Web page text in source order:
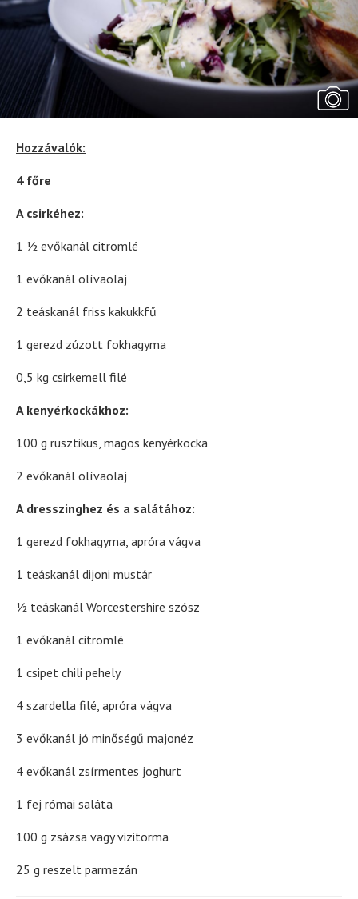
Hozzávalók:
4 főre
A csirkéhez:
1 ½ evőkanál citromlé
1 evőkanál olívaolaj
2 teáskanál friss kakukkfű
1 gerezd zúzott fokhagyma
0,5 kg csirkemell filé
A kenyérkockákhoz:
100 g rusztikus, magos kenyérkocka
2 evőkanál olívaolaj
A dresszinghez és a salátához:
1 gerezd fokhagyma, apróra vágva
1 teáskanál dijoni mustár
½ teáskanál Worcestershire szósz
1 evőkanál citromlé
1 csipet chili pehely
4 szardella filé, apróra vágva
3 evőkanál jó minőségű majonéz
4 evőkanál zsírmentes joghurt
1 fej római saláta
100 g zsázsa vagy vizitorma
25 g reszelt parmezán